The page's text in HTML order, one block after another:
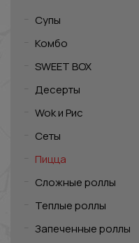
Супы
Комбо
SWEET BOX
Десерты
Wok и Рис
Сеты
Пицца
Сложные роллы
Теплые роллы
Запеченные роллы